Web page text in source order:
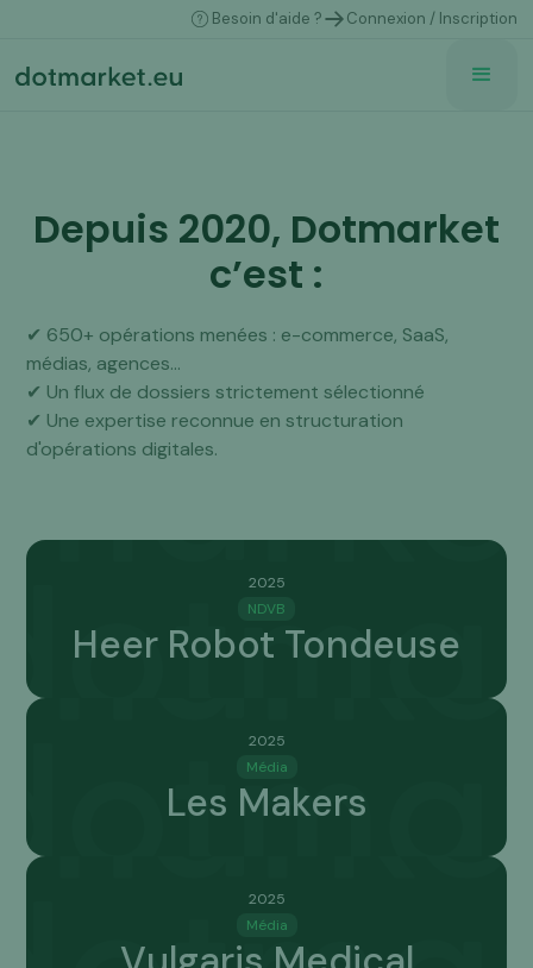
Besoin d'aide ? Connexion / Inscription
Depuis 2020, Dotmarket
c’est :
✔ 650+ opérations menées : e-commerce, SaaS,
médias, agences...
✔ Un flux de dossiers strictement sélectionné
✔ Une expertise reconnue en structuration
d'opérations digitales.
2025
2025
NDVB
Heer Robot Tondeuse
2025
2025
Média
Les Makers
2025
2025
Média